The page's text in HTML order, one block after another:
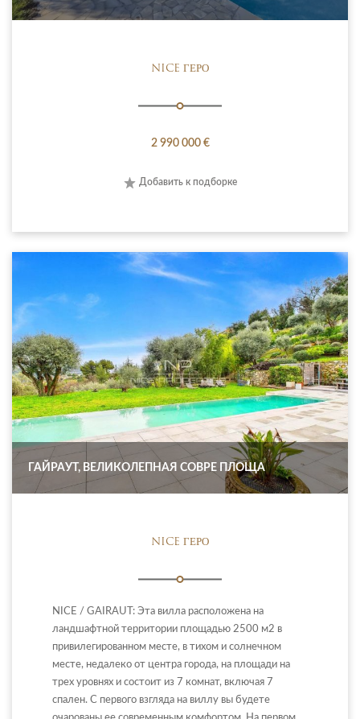
NICE ГЕРО
2 990 000 €
Добавить к подборке
ГАЙРАУТ, ВЕЛИКОЛЕПНАЯ СОВРЕ ПЛОЩА
NICE ГЕРО
NICE / GAIRAUT: Эта вилла расположена на
ландшафтной территории площадью 2500 м2 в
привилегированном месте, в тихом и солнечном
месте, недалеко от центра города, на площади на
трех уровнях и состоит из 7 комнат, включая 7
спален. С первого взгляда на виллу вы будете